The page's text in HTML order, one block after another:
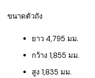
ขนาดตัวถัง
ยาว 4,795 มม.
กว้าง 1,855 มม.
สูง 1,835 มม.